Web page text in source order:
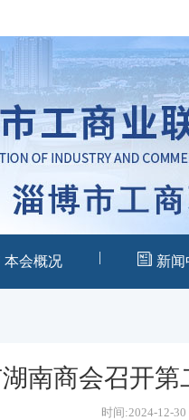
本会概况 | 新闻
南商会召开
时间:2024-12-